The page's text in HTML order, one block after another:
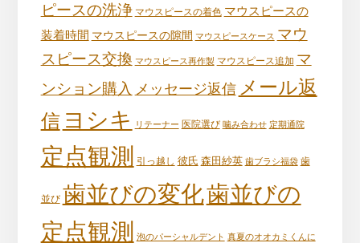
ピースの洗浄 マウスピースの着色 マウスピースの
装着時間 マウスピースの隙間 マウスピースケース マウ
スピース交換 マウスピース再作製 マウスピース追加 マ
ンション購入 メッセージ返信 メール返
信 ヨシキ リテーナー 医院選び 噛み合わせ 定期通院
定点観測 引っ越し 彼氏 森田紗英 歯ブラシ福袋 歯
並び 歯並びの変化歯並びの
定点観測
泡のパーシャルデント 真夏のオオカミくんに